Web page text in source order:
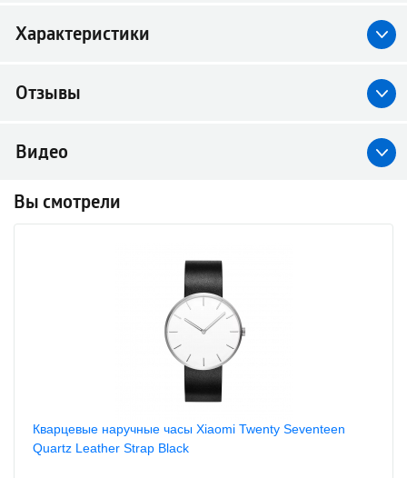
Характеристики
Отзывы
Видео
Вы смотрели
Кварцевые наручные часы Xiaomi Twenty Seventeen
Quartz Leather Strap Black